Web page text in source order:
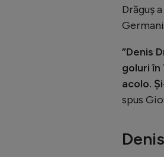
Drăguș
”Denis
goluri în
acolo.
spus